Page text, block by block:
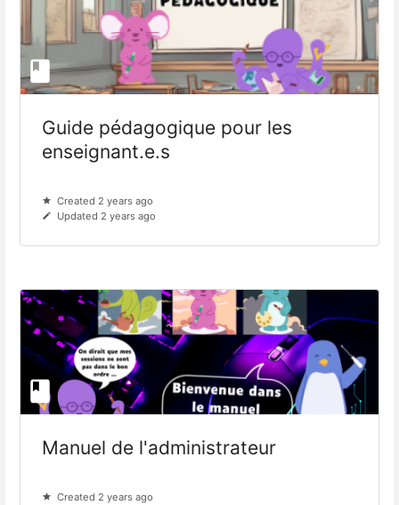
Guide pédagogique pour les
enseignant.e.s
Created 2 years ago
Updated 2 years ago
Manuel de l'administrateur
Created 2 years ago